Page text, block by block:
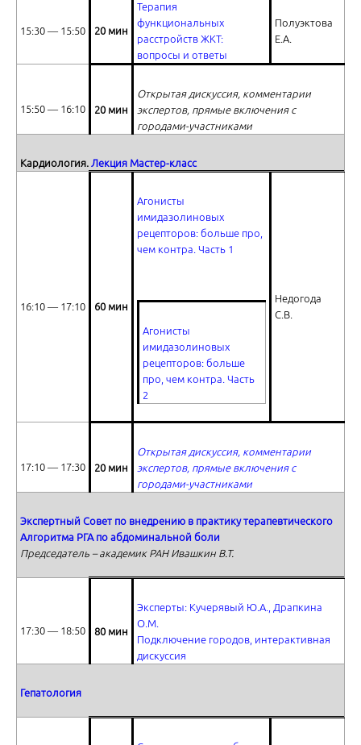
Экспертный Совет по внедрению в практику терапевтического
15:30 ― 15:50 20 мин
Терапия
функциональных
расстройств ЖКТ:
вопросы и ответы
Полуэктова
Е.А.
15:50 ― 16:10 20 мин
Открытая дискуссия, комментарии
экспертов, прямые включения с
городами-участниками
Кардиология. Лекция Мастер-класс
16:10 ― 17:10 60 мин
Агонисты
имидазолиновых
рецепторов: больше про,
чем контра . Часть 1
Агонисты
имидазолиновых
рецепторов: больше
про, чем контра . Часть
2
Недогода
С.В.
17:10 ― 17:30 20 мин
Открытая дискуссия, комментарии
экспертов, прямые включения с
городами-участниками
Экспертный Совет по внедрению в практику терапевтического
Алгоритма РГА по абдоминальной боли
Председатель – академик РАН Ивашкин В.Т.
17:30 ― 18:50 80 мин
Эксперты: Кучерявый Ю.А., Драпкина
О.М.
Подключение городов, интерактивная
дискуссия
Гепатология